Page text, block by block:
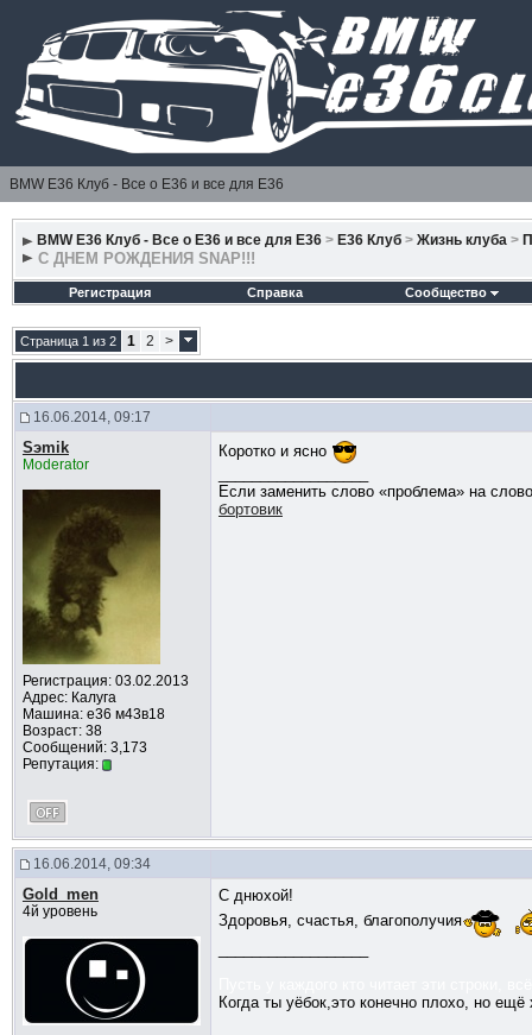
BMW E36 Клуб - Все о Е36 и все для Е36
BMW E36 Клуб - Все о Е36 и все для Е36 > E36 Клуб > Жизнь клуба >
С ДНЕМ РОЖДЕНИЯ SNAP!!!
Регистрация Справка Сообщество
Страница 1 из 2 1 2 >
16.06.2014, 09:17
Sэmik
Moderator
Регистрация: 03.02.2013
Адрес: Калуга
Машина: е36 м43в18
Возраст: 38
Сообщений: 3,173
Репутация:
Коротко и ясно
Если заменить слово «проблема» на
бортовик
16.06.2014, 09:34
Gold_men
4й уровень
С днюхой!
Здоровья, счастья, благополучия
Когда ты уёбок,это конечно плохо, но ещё